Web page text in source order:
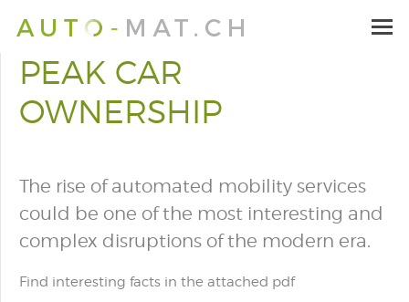
PEAK CAR
OWNERSHIP
The rise of automated mobility services
could be one of the most interesting and
complex disruptions of the modern era.
Find interesting facts in the attached pdf